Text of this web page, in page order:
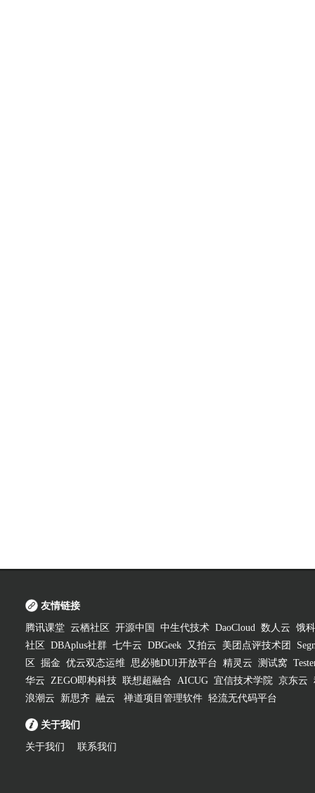
友情链接
腾讯课堂 云栖社区 开源中国 中生代技术 DaoCloud 数人云 饿
社区
DBAplus社群 七牛云 DBGeek 又拍云 美团点评技术团
区
掘金 优云双态运维 思必驰DUI开放平台 精灵云 测试窝
华云 ZEGO即构科技 联想超融合 AICUG 宜信技术学院 京东云
浪潮云
新思齐 融云 禅道项目管理软件 轻流无代码平台
关于我们
关于我们 联系我们